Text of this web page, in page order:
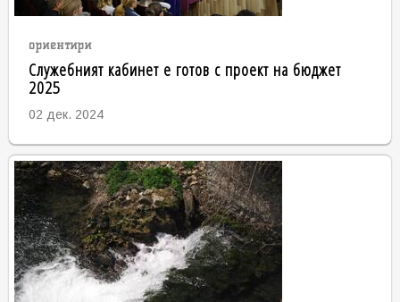
ориентири
Служебният кабинет е готов с проект на бюджет
2025
02 дек. 2024